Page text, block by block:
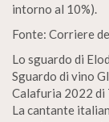
intorno al 10%).
Fonte: Corriere
Lo sguardo di
Sguardo di vino
Calafuria 2022 di
La cantante